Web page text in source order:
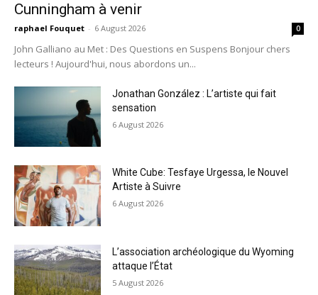
Cunningham à venir
raphael Fouquet - 6 August 2026 0
John Galliano au Met : Des Questions en Suspens Bonjour chers
lecteurs ! Aujourd'hui, nous abordons un...
Jonathan González : L’artiste qui fait
sensation
6 August 2026
White Cube: Tesfaye Urgessa, le Nouvel
Artiste à Suivre
6 August 2026
L’association archéologique du Wyoming
attaque l’État
5 August 2026